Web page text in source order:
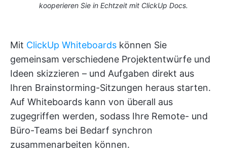
kooperieren Sie in Echtzeit mit ClickUp Docs.
Mit ClickUp Whiteboards können Sie
gemeinsam verschiedene Projektentwürfe und
Ideen skizzieren – und Aufgaben direkt aus
Ihren Brainstorming-Sitzungen heraus starten.
Auf Whiteboards kann von überall aus
zugegriffen werden, sodass Ihre Remote- und
Büro-Teams bei Bedarf synchron
zusammenarbeiten können.